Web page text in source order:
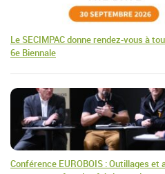
Le SECIMPAC donne rendez-vous à
6e Biennale
Conférence EUROBOIS : Outillages